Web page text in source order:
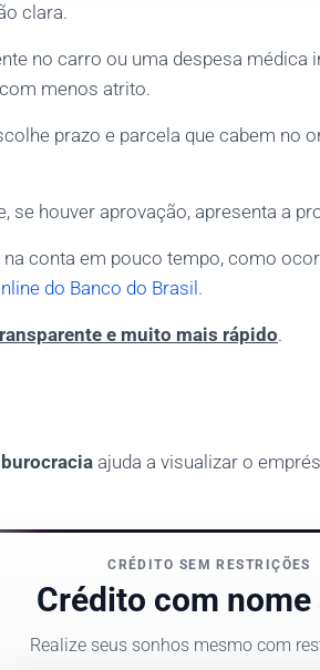
clara.
no carro ou uma despesa médica
menos atrito.
prazo e parcela que cabem no
se houver aprovação, apresenta a
conta em pouco tempo, como
do Banco do Brasil .
e muito mais rápido.
ajuda a visualizar o
CRÉDITO SEM RESTRIÇÕES
Crédito com nome
Realize seus sonhos mesmo com